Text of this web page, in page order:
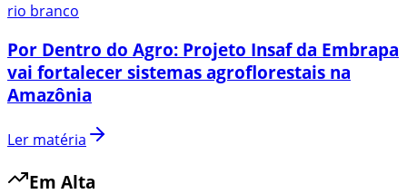
rio branco
Por Dentro do Agro: Projeto Insaf da Embrapa
vai fortalecer sistemas agroflorestais na
Amazônia
Ler matéria
Em Alta